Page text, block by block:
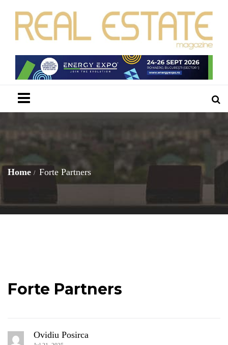
Home Forte Partners
Forte Partners
Ovidiu Posirca